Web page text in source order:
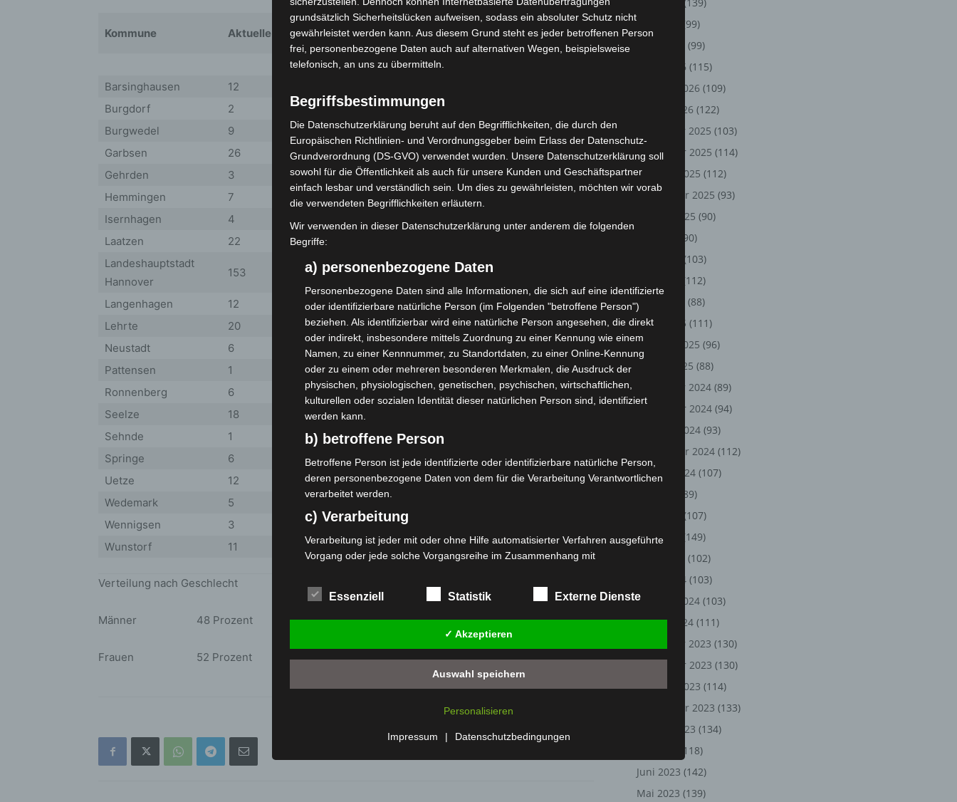
Kommune Aktuelle Fallzahl
Fallzahl Gesamt seit
Ausbruch
7-Tage-Inzidenz
Barsinghausen 12
Burgdorf
2 1122
Burgwedel
9 570
9,6
Garbsen
26 3358
7,9
Gehrden
3 563
0,0
Hemmingen
7 620
Isernhagen
4 792
8,1
Laatzen
22
Landeshauptstadt
Hannover
153 23602 13,0
Langenhagen 12 2857
12,5
Lehrte
20 2134
17,8
Neustadt
6 1497
8,8
Pattensen
1 416
0,0
Ronnenberg
6 1067
4,0
Seelze
18 1591
Sehnde
1 914
Springe
6 929
6,7
Uetze
12 713
9,7
Wedemark
5
Wennigsen
3 393
Wunstorf
11 1269 23,7
Verteilung nach Geschlecht
Männer 48 Prozent
Frauen 52 Prozent
(99)
(99)
März 2026 (115)
Februar 2026 (109)
Januar 2026 (122)
Dezember 2025 (103)
November 2025 (114)
Oktober 2025 (112)
September 2025 (93)
August 2025 (90)
(90)
(103)
(112)
April 2025
(88)
März 2025 (111)
Februar 2025 (96)
Januar 2025 (88)
Dezember 2024 (89)
November 2024 (94)
Oktober 2024 (93)
September 2024 (112)
August 2024 (107)
(89)
(107)
Mai 2024
(149)
(102)
März 2024 (103)
Februar 2024 (103)
Januar 2024 (111)
Dezember 2023 (130)
November 2023 (130)
Oktober 2023 (114)
September 2023 (133)
August 2023 (134)
(118)
Juni 2023 (142)
Mai 2023 (139)
grundsätzlich Sicherheitslücken aufweisen, sodass ein absoluter Schutz nicht
gewährleistet werden kann. Aus diesem Grund steht es jeder betroffenen Person
frei, personenbezogene Daten auch auf alternativen Wegen, beispielsweise
telefonisch, an uns zu übermitteln.
Begriffsbestimmungen
Die Datenschutzerklärung beruht auf den Begrifflichkeiten, die durch den
Europäischen Richtlinien- und Verordnungsgeber beim Erlass der Datenschutz-
Grundverordnung (DS-GVO) verwendet wurden. Unsere Datenschutzerklärung soll
sowohl für die Öffentlichkeit als auch für unsere Kunden und Geschäftspartner
einfach lesbar und verständlich sein. Um dies zu gewährleisten, möchten wir vorab
die verwendeten Begrifflichkeiten erläutern.
Wir verwenden in dieser Datenschutzerklärung unter anderem die folgenden
Begriffe:
a) personenbezogene Daten
Personenbezogene Daten sind alle Informationen, die sich auf eine identifizierte
oder identifizierbare natürliche Person (im Folgenden "betroffene Person")
beziehen. Als identifizierbar wird eine natürliche Person angesehen, die direkt
oder indirekt, insbesondere mittels Zuordnung zu einer Kennung wie einem
Namen, zu einer Kennnummer, zu Standortdaten, zu einer Online-Kennung
oder zu einem oder mehreren besonderen Merkmalen, die Ausdruck der
physischen, physiologischen, genetischen, psychischen, wirtschaftlichen,
kulturellen oder sozialen Identität dieser natürlichen Person sind, identifiziert
werden kann.
b) betroffene Person
Betroffene Person ist jede identifizierte oder identifizierbare natürliche Person,
deren personenbezogene Daten von dem für die Verarbeitung Verantwortlichen
verarbeitet werden.
c) Verarbeitung
Verarbeitung ist jeder mit oder ohne Hilfe automatisierter Verfahren ausgeführte
Vorgang oder jede solche Vorgangsreihe im Zusammenhang mit
das Ordnen, die Speicherung, die Anpassung oder Veränderung, das Auslesen,
das Abfragen, die Verwendung, die Offenlegung durch Übermittlung, Verbreitung
oder eine andere Form der Bereitstellung, den Abgleich oder die Verknüpfung,
die Einschränkung, das Löschen oder die Vernichtung.
d) Einschränkung der Verarbeitung
Einschränkung der Verarbeitung ist die Markierung gespeicherter
Profiling ist jede Art der automatisierten Verarbeitung personenbezogener
Daten, die darin besteht, dass diese personenbezogenen Daten verwendet
werden, um bestimmte persönliche Aspekte, die sich auf eine natürliche Person
Essenziell Statistik Externe Dienste
✓ Akzeptieren
Auswahl speichern
Personalisieren
Impressum | Datenschutzbedingungen